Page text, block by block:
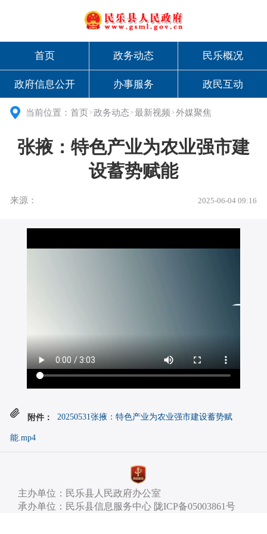
首页 政务动态 民乐概况
政府信息公开 办事服务 政民互动
当前位置：首页 > 政务动态 >最新视频 >外媒聚焦
张掖：特色产业为农业强市建
设蓄势赋能
来源： 2025-06-04 09:16
附件： 20250531张掖：特色产业为农业强市建设蓄势赋
能.mp4
主办单位：民乐县人民政府办公室
承办单位：民乐县信息服务中心 陇ICP备05003861号